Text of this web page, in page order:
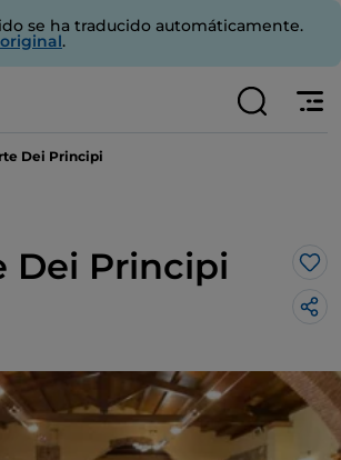
se ha traducido automáticamente.
.
Dei Principi
Dei Principi Me